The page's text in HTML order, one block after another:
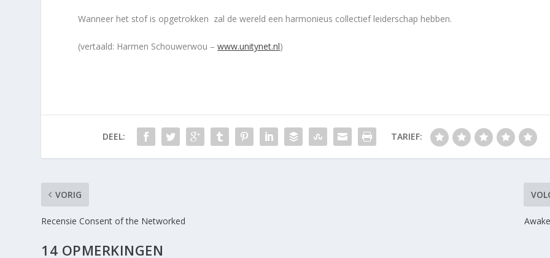
Wanneer het stof is opgetrokken zal de wereld een harmonieus collectief leiderschap hebben.
(vertaald: Harmen Schouwerwou –www.unitynet.nl)
DEEL: TARIEF:
VORIG
Recensie Consent of the Networked
14 OPMERKINGEN